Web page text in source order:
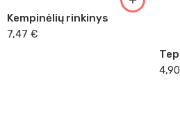
Kempinėlių rinkinys
7,47 €
4,90